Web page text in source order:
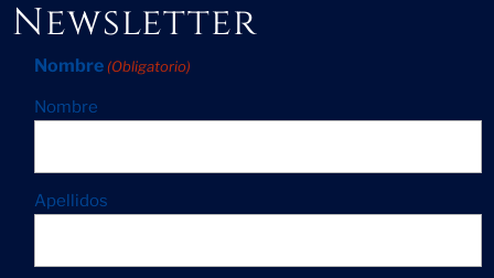
Newsletter
Nombre (Obligatorio)
Nombre
Apellidos